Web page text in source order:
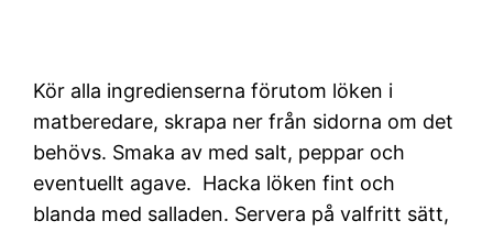
Kör alla ingredienserna förutom löken i
matberedare, skrapa ner från sidorna om det
behövs. Smaka av med salt, peppar och
eventuellt agave. Hacka löken fint och
blanda med salladen. Servera på valfritt sätt,